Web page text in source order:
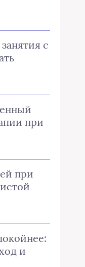
с
при
при
и